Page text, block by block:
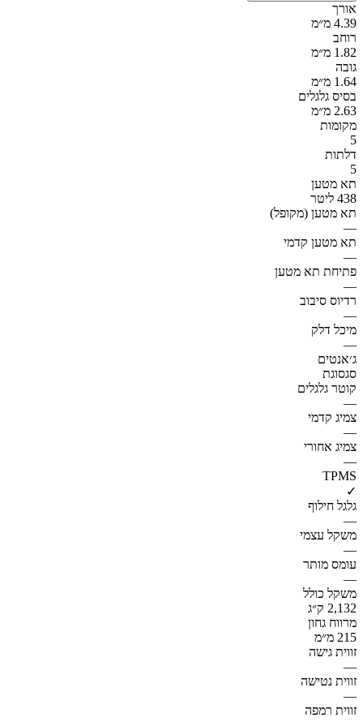
אורך
4.39 מ״מ
רוחב
1.82 מ״מ
גובה
1.64 מ״מ
בסיס גלגלים
2.63 מ״מ
מקומות
5
דלתות
5
תא מטען
438 ליטר
תא מטען (מקופל)
—
תא מטען קדמי
—
פתיחת תא מטען
—
רדיוס סיבוב
—
מיכל דלק
—
ג׳אנטים
סגסוגת
קוטר גלגלים
—
צמיג קדמי
—
צמיג אחורי
—
TPMS
✓
גלגל חילוף
—
משקל עצמי
—
עומס מותר
—
משקל כולל
2,132 ק״ג
מרווח גחון
215 מ״מ
זווית גישה
—
זווית נטישה
—
זווית רמפה